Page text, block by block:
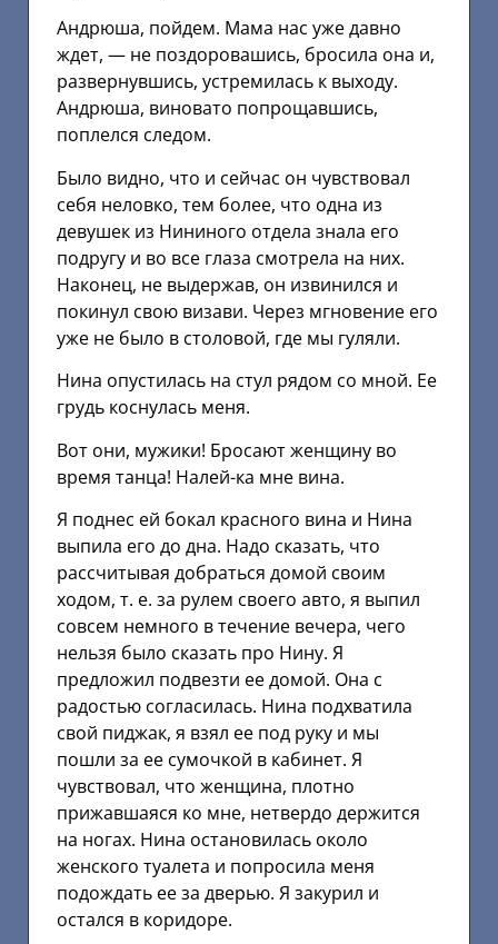
Андрюша, пойдем. Мама нас уже давно
ждет, — не поздоровашись, бросила она и,
развернувшись, устремилась к выходу.
Андрюша, виновато попрощавшись,
поплелся следом.
Было видно, что и сейчас он чувствовал
себя неловко, тем более, что одна из
девушек из Нининого отдела знала его
подругу и во все глаза смотрела на них.
Наконец, не выдержав, он извинился и
покинул свою визави. Через мгновение его
уже не было в столовой, где мы гуляли.
Нина опустилась на стул рядом со мной. Ее
грудь коснулась меня.
Вот они, мужики! Бросают женщину во
время танца! Налей-ка мне вина.
Я поднес ей бокал красного вина и Нина
выпила его до дна. Надо сказать, что
рассчитывая добраться домой своим
ходом, т. е. за рулем своего авто, я выпил
совсем немного в течение вечера, чего
нельзя было сказать про Нину. Я
предложил подвезти ее домой. Она с
радостью согласилась. Нина подхватила
свой пиджак, я взял ее под руку и мы
пошли за ее сумочкой в кабинет. Я
чувствовал, что женщина, плотно
прижавшаяся ко мне, нетвердо держится
на ногах. Нина остановилась около
женского туалета и попросила меня
подождать ее за дверью. Я закурил и
остался в коридоре.